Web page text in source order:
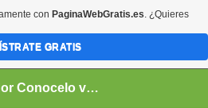
!Ecuador Conocelo vivelo!
con PaginaWebGratis.es. ¿Quieres
GRATIS